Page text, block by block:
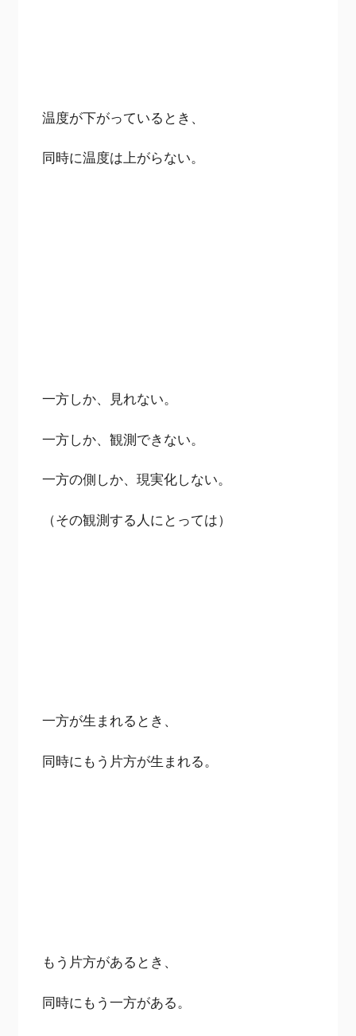
温度が下がっているとき、
同時に温度は上がらない。
一方しか、見れない。
一方しか、観測できない。
一方の側しか、現実化しない。
（その観測する人にとっては）
一方が生まれるとき、
同時にもう片方が生まれる。
もう片方があるとき、
同時にもう一方がある。